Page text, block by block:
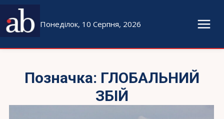
Понеділок, 10 Серпня, 2026
Позначка: ГЛОБАЛЬНИЙ
ЗБІЙ